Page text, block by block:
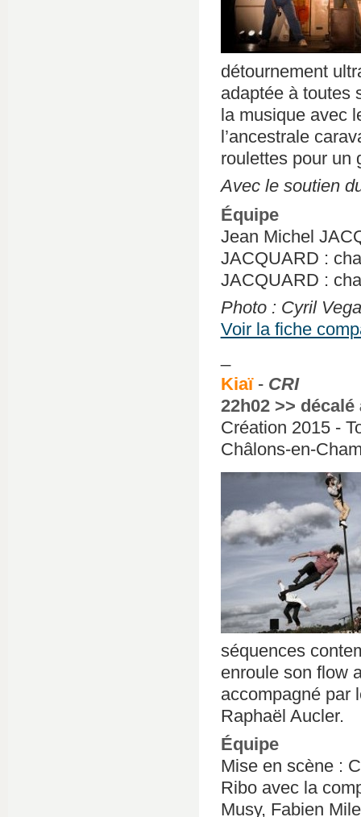
détournement
adaptée à toutes
la musique avec
l’ancestrale
roulettes pour un
Avec le soutien
Équipe
Jean Michel
JACQUARD :
JACQUARD :
Photo : Cyril Vega
Voir la fiche
Kiaï- CRI
22h02 >> décalé
Création 2015 -
Châlons-
séquences
enroule son flow
accompagné par
Raphaël Aucler.
Équipe
Mise en scène :
Ribo avec la
Musy, Fabien